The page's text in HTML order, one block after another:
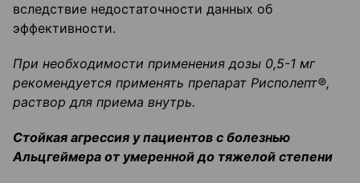
вследствие недостаточности данных об
эффективности.
При необходимости применения дозы 0,5-1 мг
рекомендуется применять препарат Рисполепт®,
раствор для приема внутрь.
Стойкая агрессия у пациентов с болезнью
Альцгеймера от умеренной до тяжелой степени